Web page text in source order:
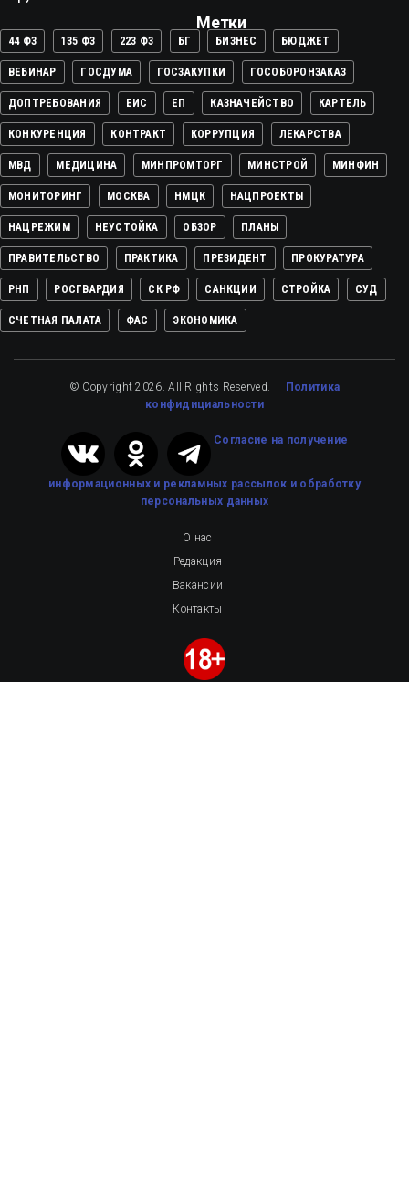
Метки
44 ФЗ 135 ФЗ 223 ФЗ БГ БИЗНЕС БЮДЖЕТ
ВЕБИНАР ГОСДУМА ГОСЗАКУПКИ ГОСОБОРОНЗАКАЗ
ДОПТРЕБОВАНИЯ ЕИС ЕП КАЗНАЧЕЙСТВО КАРТЕЛЬ
КОНКУРЕНЦИЯ КОНТРАКТ КОРРУПЦИЯ ЛЕКАРСТВА
МВД МЕДИЦИНА МИНПРОМТОРГ МИНСТРОЙ МИНФИН
МОНИТОРИНГ МОСКВА НМЦК НАЦПРОЕКТЫ
НАЦРЕЖИМ НЕУСТОЙКА ОБЗОР ПЛАНЫ
ПРАВИТЕЛЬСТВО ПРАКТИКА ПРЕЗИДЕНТ ПРОКУРАТУРА
РНП РОСГВАРДИЯ СК РФ САНКЦИИ СТРОЙКА СУД
СЧЕТНАЯ ПАЛАТА ФАС ЭКОНОМИКА
© Copyright 2026. All Rights Reserved. Политика
конфидициальности
Cогласие на получение
информационных и рекламных рассылок и обработку
персональных данных
О нас
Редакция
Вакансии
Контакты